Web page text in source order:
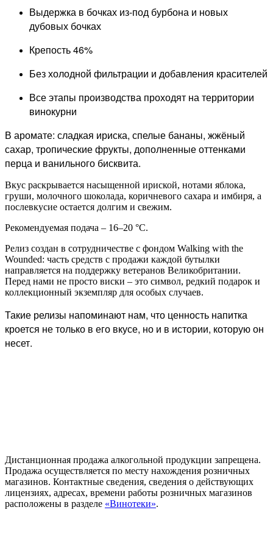
Выдержка в бочках из-под бурбона и новых
дубовых бочках
Крепость 46%
Без холодной фильтрации и добавления красителей
Все этапы производства проходят на территории
винокурни
В аромате: сладкая ириска, спелые бананы, жжёный
сахар, тропические фрукты, дополненные оттенками
перца и ванильного бисквита.
Вкус раскрывается насыщенной ириской, нотами яблока,
груши, молочного шоколада, коричневого сахара и имбиря, а
послевкусие остается долгим и свежим.
Рекомендуемая подача – 16–20 °C.
Релиз создан в сотрудничестве с фондом Walking with the
Wounded: часть средств с продажи каждой бутылки
направляется на поддержку ветеранов Великобритании.
Перед нами не просто виски – это символ, редкий подарок и
коллекционный экземпляр для особых случаев.
Такие релизы напоминают нам, что ценность напитка
кроется не только в его вкусе, но и в истории, которую он
несет.
Дистанционная продажа алкогольной продукции запрещена.
Продажа осуществляется по месту нахождения розничных
магазинов. Контактные сведения, сведения о действующих
лицензиях, адресах, времени работы розничных магазинов
расположены в разделе «Винотеки».